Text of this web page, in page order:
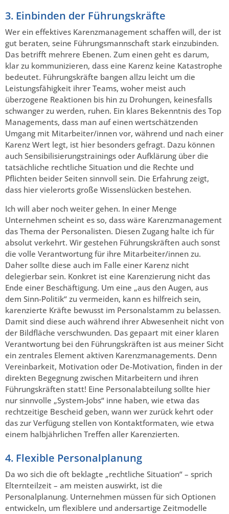
3. Einbinden der Führungskräfte
Wer ein effektives Karenzmanagement schaffen will, der ist
gut beraten, seine Führungsmannschaft stark einzubinden.
Das betrifft mehrere Ebenen. Zum einen geht es darum,
klar zu kommunizieren, dass eine Karenz keine Katastrophe
bedeutet. Führungskräfte bangen allzu leicht um die
Leistungsfähigkeit ihrer Teams, woher meist auch
überzogene Reaktionen bis hin zu Drohungen, keinesfalls
schwanger zu werden, ruhen. Ein klares Bekenntnis des Top
Managements, dass man auf einen wertschätzenden
Umgang mit Mitarbeiter/innen vor, während und nach einer
Karenz Wert legt, ist hier besonders gefragt. Dazu können
auch Sensibilisierungstrainings oder Aufklärung über die
tatsächliche rechtliche Situation und die Rechte und
Pflichten beider Seiten sinnvoll sein. Die Erfahrung zeigt,
dass hier vielerorts große Wissenslücken bestehen.
Ich will aber noch weiter gehen. In einer Menge
Unternehmen scheint es so, dass wäre Karenzmanagement
das Thema der Personalisten. Diesen Zugang halte ich für
absolut verkehrt. Wir gestehen Führungskräften auch sonst
die volle Verantwortung für ihre Mitarbeiter/innen zu.
Daher sollte diese auch im Falle einer Karenz nicht
delegierbar sein. Konkret ist eine Karenzierung nicht das
Ende einer Beschäftigung. Um eine „aus den Augen, aus
dem Sinn-Politik“ zu vermeiden, kann es hilfreich sein,
karenzierte Kräfte bewusst im Personalstamm zu belassen.
Damit sind diese auch während ihrer Abwesenheit nicht von
der Bildfläche verschwunden. Das gepaart mit einer klaren
Verantwortung bei den Führungskräften ist aus meiner Sicht
ein zentrales Element aktiven Karenzmanagements. Denn
Vereinbarkeit, Motivation oder De-Motivation, finden in der
direkten Begegnung zwischen Mitarbeitern und ihren
Führungskräften statt! Eine Personalabteilung sollte hier
nur sinnvolle „System-Jobs“ inne haben, wie etwa das
rechtzeitige Bescheid geben, wann wer zurück kehrt oder
das zur Verfügung stellen von Kontaktformaten, wie etwa
einem halbjährlichen Treffen aller Karenzierten.
4. Flexible Personalplanung
Da wo sich die oft beklagte „rechtliche Situation“ – sprich
Elternteilzeit – am meisten auswirkt, ist die
Personalplanung. Unternehmen müssen für sich Optionen
entwickeln, um flexiblere und andersartige Zeitmodelle